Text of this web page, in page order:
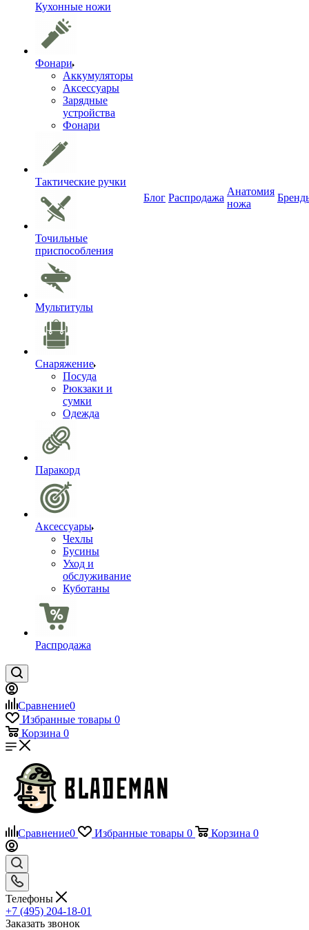
Кухонные ножи
Фонари
Аккумуляторы
Аксессуары
Зарядные
устройства
Фонари
Тактические ручки
Точильные
приспособления
Мультитулы
Снаряжение
Посуда
Рюкзаки и
сумки
Одежда
Паракорд
Аксессуары
Чехлы
Бусины
Уход и
обслуживание
Куботаны
Распродажа
Блог Распродажа
Анатомия
ножа
Сравнение0
Избранные товары 0
Корзина 0
Сравнение0 Избранные товары 0 Корзина 0
Телефоны
+7 (495) 204-18-01
Заказать звонок